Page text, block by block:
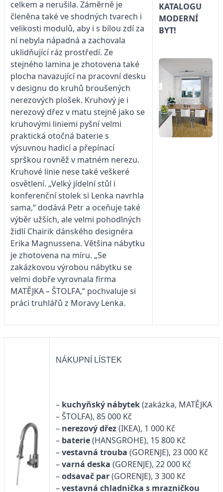
celkem a nerušila. Záměrně je
členěna také ve shodných tvarech i
velikosti modulů, aby i s bílou zdí za
ní nebyla nápadná a zachovala
uklidňující ráz prostředí. Ze
stejného lamina je zhotovena také
plocha navazující na pracovní desku
v designu do kruhů broušených
nerezových plošek. Kruhový je i
nerezový dřez v matu stejně jako se
kruhovými liniemi pyšní velmi
praktická otočná baterie s
výsuvnou hadicí a přepínací
sprškou rovněž v matném nerezu.
Kruhové linie nese také veškeré
osvětlení. „Velký jídelní stůl i
konferenční stolek si Lenka navrhla
sama,“ dodává Petr a oceňuje také
výběr užších, ale velmi pohodlných
židlí Chairik dánského designéra
Erika Magnussena. Většina nábytku
je zhotovena na míru. „Se
zakázkovou výrobou nábytku se
velmi dobře vyrovnala firma
MATĚJKA – ŠTOLFA,“ pochvaluje si
práci truhlářů z Moravy Lenka.
KATALOGU
MODERNÍ
BYT!
NÁKUPNÍ LÍSTEK
– kuchyňský nábytek(zakázka, MATĚJKA
– ŠTOLFA), 85 000 Kč
– nerezový dřez(IKEA), 1 000 Kč
– baterie(HANSGROHE), 15 800 Kč
–vestavná trouba (GORENJE), 23 000 Kč
–varná deska (GORENJE), 22 000 Kč
–odsavač par(GORENJE), 3 300 Kč
–vestavná chladnička s mrazničkou